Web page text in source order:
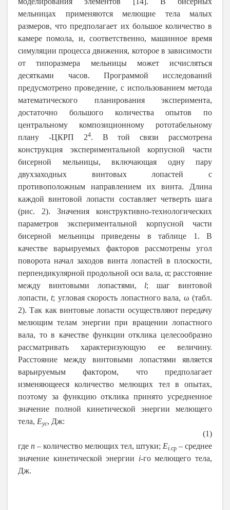
мельницах применяются мелющие тела малых
размеров, что предполагает их большое количество в
камере помола, и, соответственно, машинное время
симуляции процесса движения, которое в зависимости
от типоразмера мельницы может исчисляться
десятками часов. Программой исследований
предусмотрено проведение, с использованием метода
математического планирования эксперимента,
достаточно большого количества опытов по
центральному композиционному рототабельному
плану -ЦКРП 24. В той связи рассмотрена
конструкция экспериментальной корпусной части
бисерной мельницы, включающая одну пару
двухзаходных винтовых лопастей с
противоположным направлением их винта. Длина
каждой винтовой лопасти составляет четверть шага
(рис. 2). Значения конструктивно-технологических
параметров экспериментальной корпусной части
бисерной мельницы приведены в таблице 1. В
качестве варьируемых факторов рассмотрены угол
поворота начал заходов винта лопастей в плоскости,
перпендикулярной продольной оси вала, α; расстояние
между винтовыми лопастями, l; шаг винтовой
лопасти,t; угловая скорость лопастного вала, ω (табл.
2). Так как винтовые лопасти осуществляют передачу
мелющим телам энергии при вращении лопастного
вала, то в качестве функции отклика целесообразно
рассматривать характеризующую ее величину.
Расстояние между винтовыми лопастями является
варьируемым фактором, что предполагает
изменяющееся количество мелющих тел в опытах,
поэтому за функцию отклика принято усредненное
значение полной кинетической энергии мелющего
тела, Eус, Дж:
(1)
где n – количество мелющих тел, штуки; Ei.ср – среднее
значение кинетической энергии i-го мелющего тела,
Дж.